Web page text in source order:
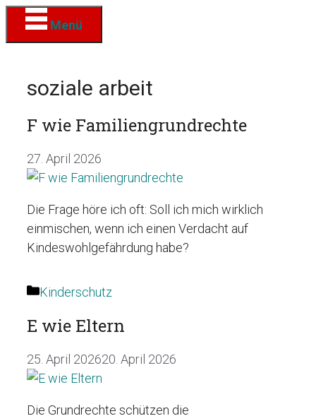
Zum
Inhalt
Menü
soziale arbeit
F wie Familiengrundrechte
27. April 2026
Die Frage höre ich oft: Soll ich mich wirklich
einmischen, wenn ich einen Verdacht auf
Kindeswohlgefährdung habe?
Kategorien
Kinderschutz
E wie Eltern
25. April 202620. April 2026
Die Grundrechte schützen die